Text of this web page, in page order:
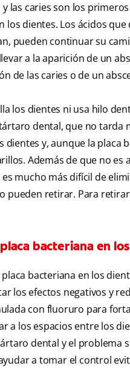
las caries son los
los dientes. Los ácidos
pueden continuar su
a la aparición de un
de las caries o de un
los dientes ni usa hilo
dental, que no tarda
dientes y, aunque la placa
Además de que no
mucho más difícil de
pueden retirar. Para
bacteriana en
bacteriana en los
los efectos negativos y
con fluoruro para
a los espacios entre los
dental y el problema
a tomar el control